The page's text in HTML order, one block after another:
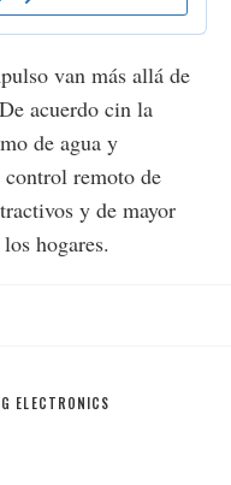
van más allá de
acuerdo cin la
de agua y
remoto de
y de mayor
hogares.
ELECTRONICS